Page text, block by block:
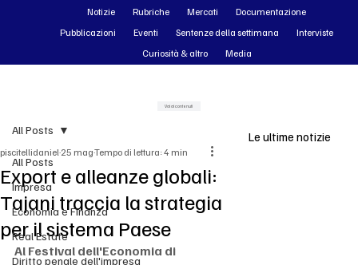
All Posts
Impresa
Economia e Finanza
Real Estate
Diritto penale dell'impresa
All Posts
Export e alleanze globali:
Tajani traccia la strategia
per il sistema Paese
piscitellidaniel 25 magTempo di lettura: 4 min
Al Festival dell'Economia di
Le ultime notizie
Notizie Rubriche Mercati
Documentazione
Pubblicazioni
Eventi Sentenze della settimana
Interviste
Curiosità & altro
Media
Vai ai contenuti